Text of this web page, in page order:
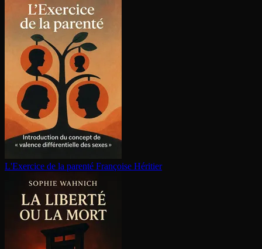
L'Exercice de la parenté Françoise Héritier